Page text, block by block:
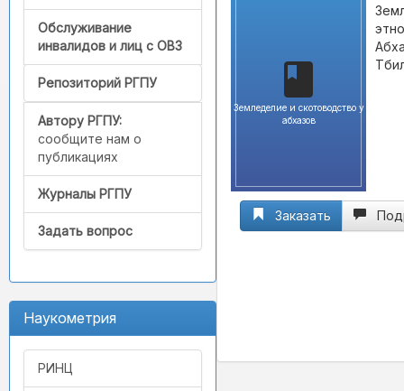
Обслуживание
инвалидов и лиц с ОВЗ
Репозиторий РГПУ
Автору РГПУ:
сообщите нам о
публикациях
Журналы РГПУ
Задать вопрос
Наукометрия
РИНЦ
Земледелие и скотоводство у
абхазов
Заказать